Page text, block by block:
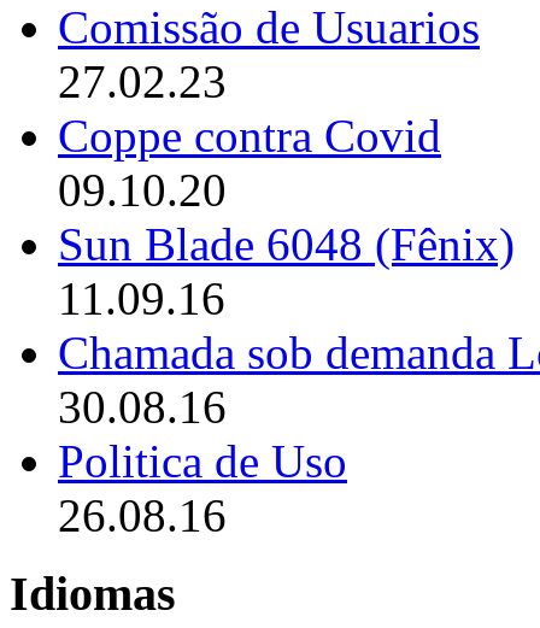
Comissão de Usuarios
27.02.23
Coppe contra Covid
09.10.20
Sun Blade 6048 (Fênix)
11.09.16
Chamada sob demanda
30.08.16
Politica de Uso
26.08.16
Idiomas